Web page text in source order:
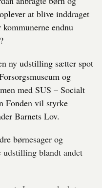
at blive inddraget
endnu
ny udstilling sætter spot
og
med SUS – Socialt
Fonden vil styrke
Barnets Lov.
børnesager og
udstilling blandt andet